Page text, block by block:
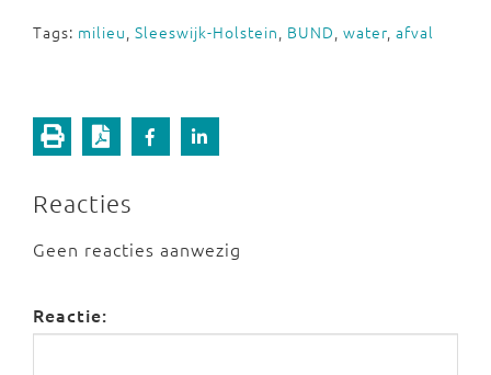
Tags: milieu, Sleeswijk-Holstein, BUND, water, afval
Reacties
Geen reacties aanwezig
Reactie: